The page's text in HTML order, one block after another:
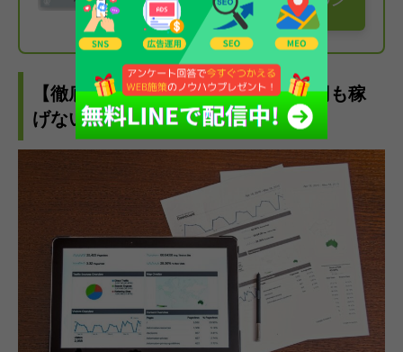
ロードする
【徹底解剖】あなたがインスタで1円も稼
げない7つの原因